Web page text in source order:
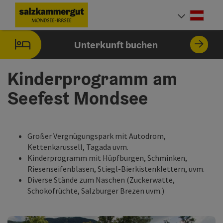
Zum InhaltAccesskey
[0]
Zur NavigationAccesskey
[1]
Zum Seitenanfang
Unterkunft buchen
Kinderprogramm am
Seefest Mondsee
Großer Vergnügungspark mit Autodrom,
Kettenkarussell, Tagada uvm.
Kinderprogramm mit Hüpfburgen, Schminken,
Riesenseifenblasen, Stiegl-Bierkistenklettern, uvm.
Diverse Stände zum Naschen (Zuckerwatte,
Schokofrüchte, Salzburger Brezen uvm.)